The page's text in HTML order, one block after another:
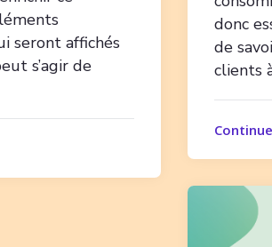
seront affichés
s’agir de
donc
de
clients